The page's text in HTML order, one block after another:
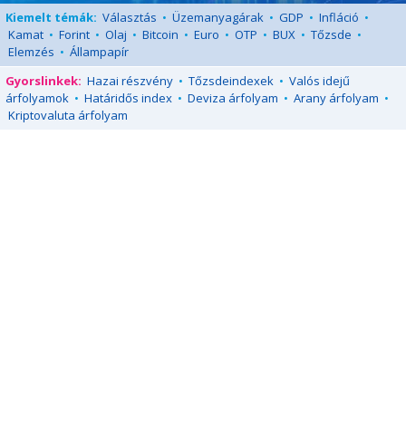
Kiemelt témák: Választás • Üzemanyagárak • GDP • Infláció •
Kamat • Forint • Olaj • Bitcoin • Euro • OTP • BUX • Tőzsde •
Elemzés • Állampapír
Gyorslinkek: Hazai részvény • Tőzsdeindexek • Valós idejű
árfolyamok • Határidős index • Deviza árfolyam • Arany árfolyam •
Kriptovaluta árfolyam